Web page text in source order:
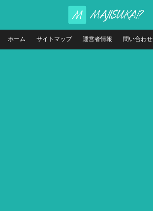
ホーム サイトマップ 運営者情報 問い合わせ